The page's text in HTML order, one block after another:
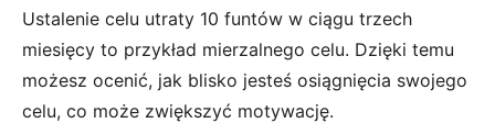
Ustalenie celu utraty 10 funtów w ciągu trzech
miesięcy to przykład mierzalnego celu. Dzięki temu
możesz ocenić, jak blisko jesteś osiągnięcia swojego
celu, co może zwiększyć motywację.